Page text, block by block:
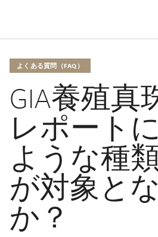
よくある質問（FAQ）
GIA養殖真
レポート
ような種
が対象と
か？